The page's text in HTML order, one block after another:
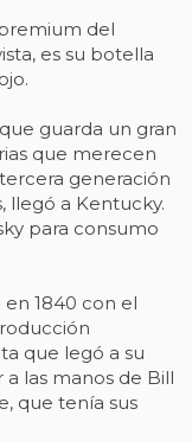
del
es su botella
guarda un gran
que merecen
generación
llegó a Kentucky.
para consumo
1840 con el
que legó a su
a las manos de Bill
que tenía sus